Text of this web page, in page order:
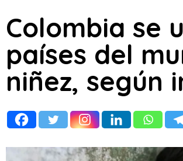
Colombia se
países del
niñez, según